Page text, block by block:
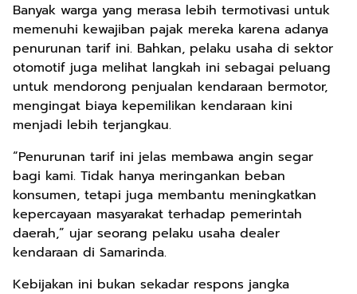
Banyak warga yang merasa lebih termotivasi untuk
memenuhi kewajiban pajak mereka karena adanya
penurunan tarif ini. Bahkan, pelaku usaha di sektor
otomotif juga melihat langkah ini sebagai peluang
untuk mendorong penjualan kendaraan bermotor,
mengingat biaya kepemilikan kendaraan kini
menjadi lebih terjangkau.
“Penurunan tarif ini jelas membawa angin segar
bagi kami. Tidak hanya meringankan beban
konsumen, tetapi juga membantu meningkatkan
kepercayaan masyarakat terhadap pemerintah
daerah,” ujar seorang pelaku usaha dealer
kendaraan di Samarinda.
Kebijakan ini bukan sekadar respons jangka